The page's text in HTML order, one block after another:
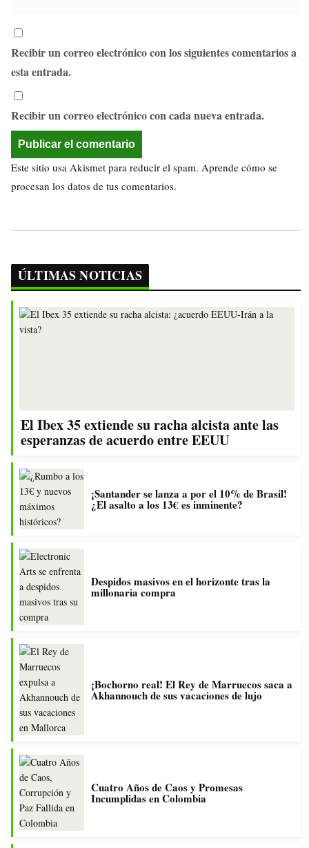
Recibir un correo electrónico con los siguientes comentarios a
esta entrada.
Recibir un correo electrónico con cada nueva entrada.
Este sitio usa Akismet para reducir el spam. Aprende cómo se
procesan los datos de tus comentarios.
ÚLTIMAS NOTICIAS
El Ibex 35 extiende su racha alcista ante las
esperanzas de acuerdo entre EEUU
¡Santander se lanza a por el 10% de Brasil!
¿El asalto a los 13€ es inminente?
Despidos masivos en el horizonte tras la
millonaria compra
¡Bochorno real! El Rey de Marruecos saca a
Akhannouch de sus vacaciones de lujo
Cuatro Años de Caos y Promesas
Incumplidas en Colombia